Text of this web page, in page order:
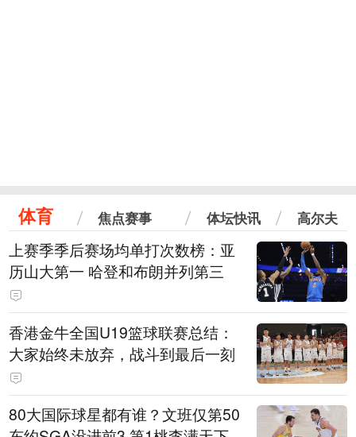
体育 焦点赛事 体坛快讯 高尔夫
上赛季季后赛场均单打次数榜：亚
历山大第一 哈登和布朗并列第三
香港金牛全国U19篮球联赛总结：
大家始终未放弃，战斗到最后一刻
80大国际球星都有谁？文班仅第50